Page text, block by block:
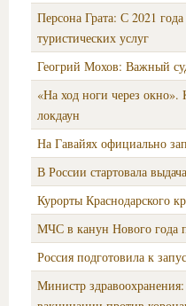
Персона Грата: С 2021
туристических услуг
Геогрий Мохов: Важный
«На ход ноги через окно».
локдаун
На Гавайях официально
В России стартовала
Курорты Краснодарского
МЧС в канун Нового года
Россия подготовила к
Министр